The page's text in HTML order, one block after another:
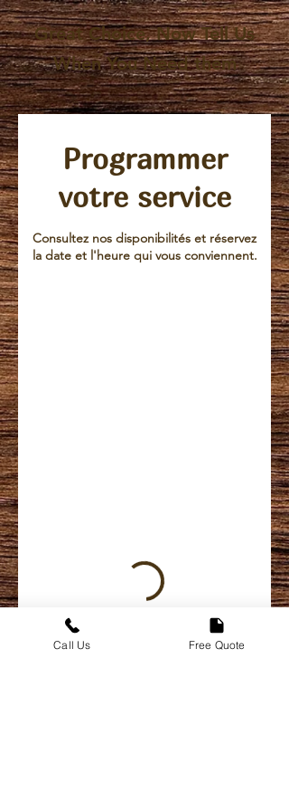
Great Choice, Now Tell Us
When You Need them
Programmer
votre service
Consultez nos disponibilités et réservez
la date et l'heure qui vous conviennent.
Call Us Free Quote